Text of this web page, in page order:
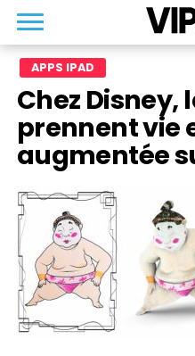
APPS IPAD
Chez Disney,
prennent vie
augmentée